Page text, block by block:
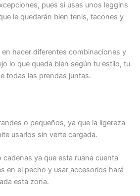
pues si usas unos leggins
le quedarán bien tenis, tacones y
hacer diferentes combinaciones y
lo que queda bien según tu estilo, tu
todas las prendas juntas.
o pequeños, ya que la ligereza
usarlos sin verte cargada.
cadenas ya que esta ruana cuenta
en el pecho y usar accesorios hará
esta zona.